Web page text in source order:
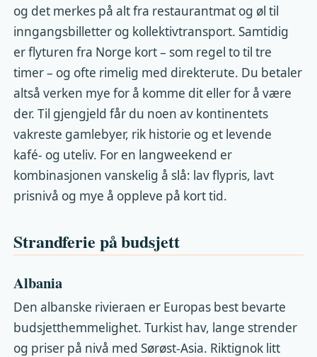
og det merkes på alt fra restaurantmat og øl til
inngangsbilletter og kollektivtransport. Samtidig
er flyturen fra Norge kort – som regel to til tre
timer – og ofte rimelig med direkterute. Du betaler
altså verken mye for å komme dit eller for å være
der. Til gjengjeld får du noen av kontinentets
vakreste gamlebyer, rik historie og et levende
kafé- og uteliv. For en langweekend er
kombinasjonen vanskelig å slå: lav flypris, lavt
prisnivå og mye å oppleve på kort tid.
Strandferie på budsjett
Albania
Den albanske rivieraen er Europas best bevarte
budsjetthemmelighet. Turkist hav, lange strender
og priser på nivå med Sørøst-Asia. Riktignok litt